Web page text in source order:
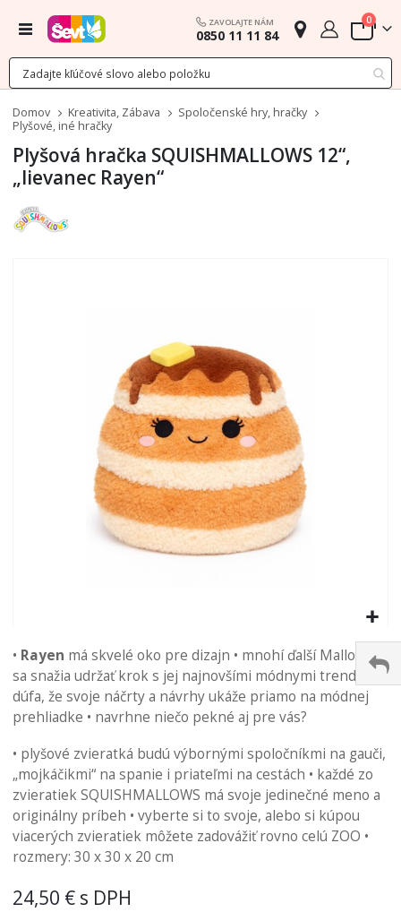
Menu ZAVOLAJTE NÁM
0850 11 11 84 Cart
0
Domov Kreativita, Zábava
Spoločenské hry, hračky
Plyšové, iné hračky
Plyšová hračka SQUISHMALLOWS 12“,
„lievanec Rayen“
na
začiatok
galérie
obrázkov
• Rayen má skvelé oko pre dizajn • mnohí ďalší Mallows
sa snažia udržať krok s jej najnovšími módnymi trendmi •
dúfa, že svoje náčrty a návrhy ukáže priamo na módnej
prehliadke • navrhne niečo pekné aj pre vás?
• plyšové zvieratká budú výbornými spoločníkmi na gauči,
„mojkáčikmi“ na spanie i priateľmi na cestách • každé zo
zvieratiek SQUISHMALLOWS má svoje jedinečné meno a
originálny príbeh • vyberte si to svoje, alebo si kúpou
viacerých zvieratiek môžete zadovážiť rovno celú ZOO •
rozmery: 30 x 30 x 20 cm
24,50 €